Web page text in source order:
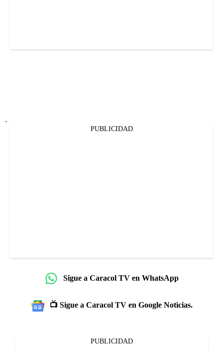
.
PUBLICIDAD
Sigue a Caracol TV en WhatsApp
📺 Sigue a Caracol TV en Google Noticias.
PUBLICIDAD